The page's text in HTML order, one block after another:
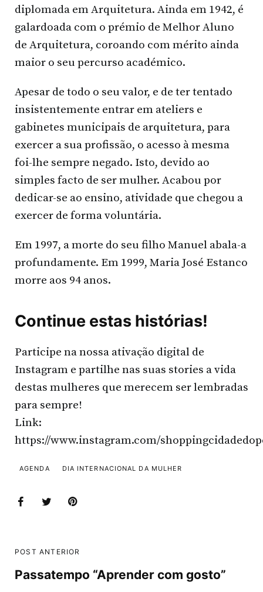
diplomada em Arquitetura. Ainda em 1942, é
galardoada com o prémio de Melhor Aluno
de Arquitetura, coroando com mérito ainda
maior o seu percurso académico.
Apesar de todo o seu valor, e de ter tentado
insistentemente entrar em ateliers e
gabinetes municipais de arquitetura, para
exercer a sua profissão, o acesso à mesma
foi-lhe sempre negado. Isto, devido ao
simples facto de ser mulher. Acabou por
dedicar-se ao ensino, atividade que chegou a
exercer de forma voluntária.
Em 1997, a morte do seu filho Manuel abala-a
profundamente. Em 1999, Maria José Estanco
morre aos 94 anos.
Continue estas histórias!
Participe na nossa ativação digital de
Instagram e partilhe nas suas stories a vida
destas mulheres que merecem ser lembradas
para sempre!
Link:
https://www.instagram.com/
AGENDA DIA INTERNACIONAL DA MULHER
POST ANTERIOR
Passatempo “Aprender com gosto”